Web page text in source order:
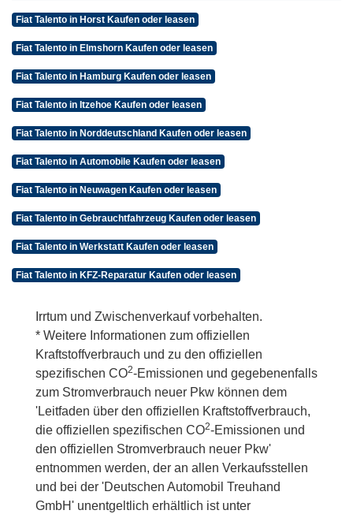
Fiat Talento in Horst Kaufen oder leasen
Fiat Talento in Elmshorn Kaufen oder leasen
Fiat Talento in Hamburg Kaufen oder leasen
Fiat Talento in Itzehoe Kaufen oder leasen
Fiat Talento in Norddeutschland Kaufen oder leasen
Fiat Talento in Automobile Kaufen oder leasen
Fiat Talento in Neuwagen Kaufen oder leasen
Fiat Talento in Gebrauchtfahrzeug Kaufen oder leasen
Fiat Talento in Werkstatt Kaufen oder leasen
Fiat Talento in KFZ-Reparatur Kaufen oder leasen
Irrtum und Zwischenverkauf vorbehalten.
* Weitere Informationen zum offiziellen
Kraftstoffverbrauch und zu den offiziellen
spezifischen CO2-Emissionen und gegebenenfalls
zum Stromverbrauch neuer Pkw können dem
'Leitfaden über den offiziellen Kraftstoffverbrauch,
die offiziellen spezifischen CO2-Emissionen und
den offiziellen Stromverbrauch neuer Pkw'
entnommen werden, der an allen Verkaufsstellen
und bei der 'Deutschen Automobil Treuhand
GmbH' unentgeltlich erhältlich ist unter